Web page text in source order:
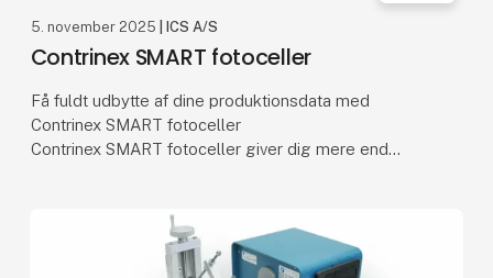
5. november 2025 | ICS A/S
Contrinex SMART fotoceller
Få fuldt udbytte af dine produktionsdata med
Contrinex SMART fotoceller
Contrinex SMART fotoceller giver dig mere end